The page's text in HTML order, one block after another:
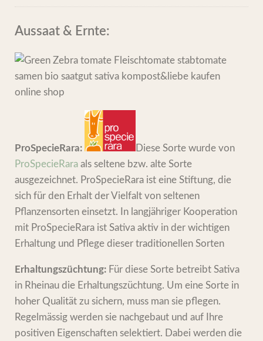
Aussaat & Ernte:
ProSpecieRara:
Diese Sorte wurde von
ProSpecieRara als seltene bzw. alte Sorte
ausgezeichnet. ProSpecieRara ist eine Stiftung, die
sich für den Erhalt der Vielfalt von seltenen
Pflanzensorten einsetzt. In langjähriger Kooperation
mit ProSpecieRara ist Sativa aktiv in der wichtigen
Erhaltung und Pflege dieser traditionellen Sorten
Erhaltungszüchtung: Für diese Sorte betreibt Sativa
in Rheinau die Erhaltungszüchtung. Um eine Sorte in
hoher Qualität zu sichern, muss man sie pflegen.
Regelmässig werden sie nachgebaut und auf Ihre
positiven Eigenschaften selektiert. Dabei werden die